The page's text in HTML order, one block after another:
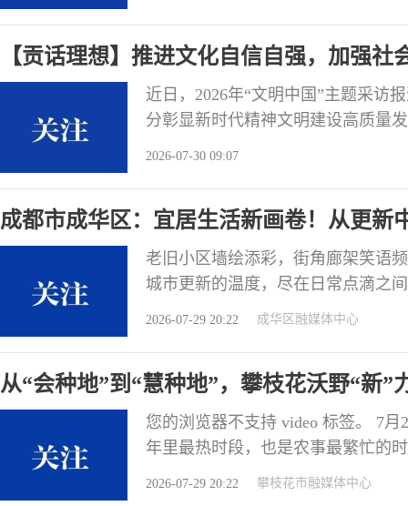
【贡话理想】推进文化自信自强，加强社
近日，2026年“文明中国”主题采访
分彰显新时代精神文明建设高质量
自信心，
2026-07-30 09:07
成都市成华区：宜居生活新画卷！从更新
老旧小区墙绘添彩，街角廊架笑语
城市更新的温度，尽在日常点滴之
底是为了人。 作为老牌工业城区
2026-07-29 20:22 成华区融媒体中心
从“会种地”到“慧种地”，攀枝花沃野“新”
您的浏览器不支持 video 标签。 7
年里最热时段，也是农事最繁忙的
控着无人机，在自家35亩芒果园开
2026-07-29 20:22 攀枝花市融媒体中心